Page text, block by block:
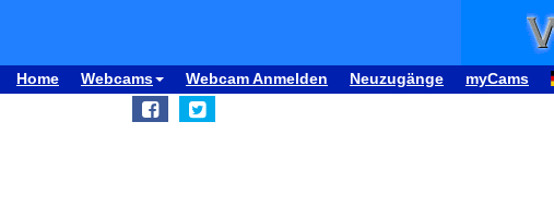
Home Webcams Webcam Anmelden Neuzugänge myCams